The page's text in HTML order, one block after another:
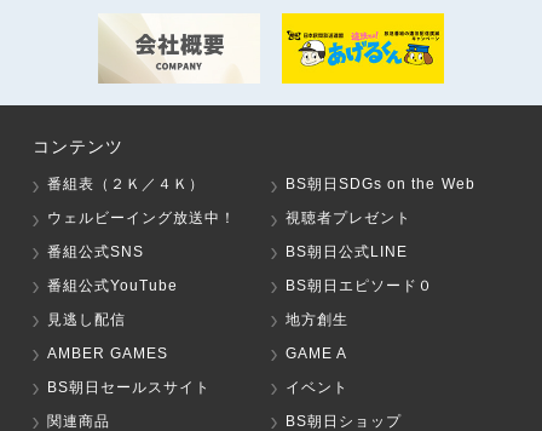
コンテンツ
番組表（２Ｋ／４Ｋ）
BS朝日SDGs on the Web
ウェルビーイング放送中！
視聴者プレゼント
番組公式SNS
BS朝日公式LINE
番組公式YouTube
BS朝日エピソード０
見逃し配信
地方創生
AMBER GAMES
GAME A
BS朝日セールスサイト
イベント
関連商品
BS朝日ショップ